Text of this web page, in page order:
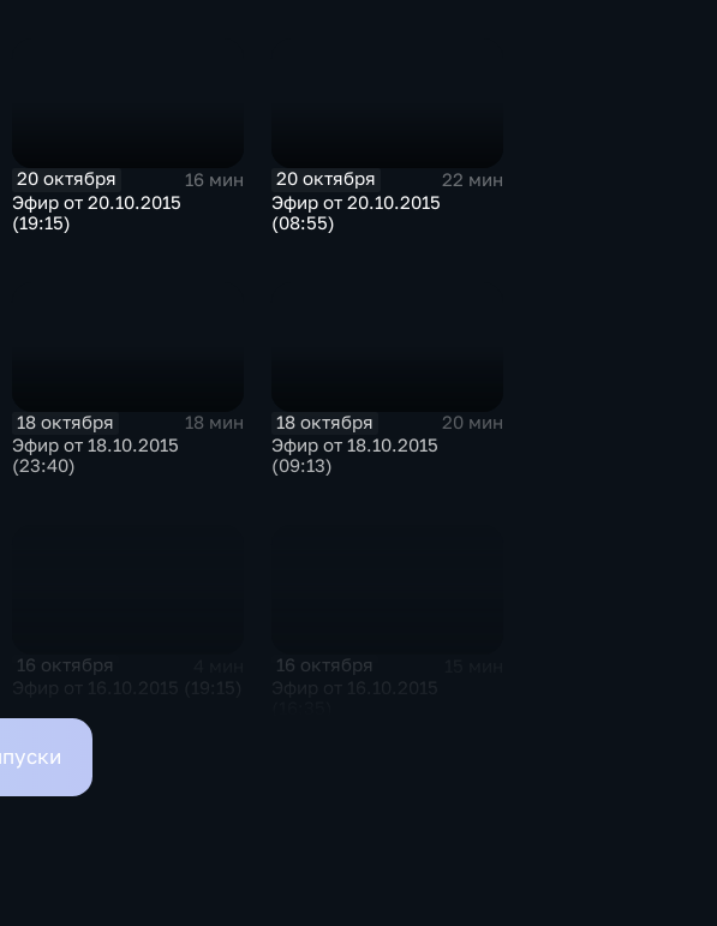
20 октября
16 мин
Эфир от 20.10.2015
(19:15)
20 октября
22 мин
Эфир от 20.10.2015
(08:55)
18 октября
18 мин
Эфир от 18.10.2015
(23:40)
18 октября
20 мин
Эфир от 18.10.2015
(09:13)
16 октября 16 октября